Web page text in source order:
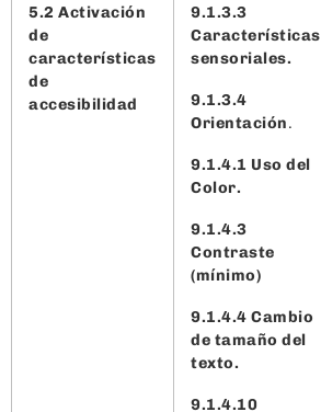
5.2 Activación
de
características
de
accesibilidad
9.1.3.3
Características
sensoriales.
9.1.3.4
Orientación.
9.1.4.1 Uso del
Color.
9.1.4.3
Contraste
(mínimo)
9.1.4.4 Cambio
de tamaño del
texto.
9.1.4.10